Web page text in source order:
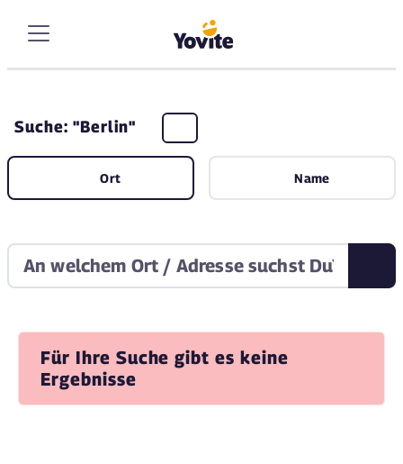
Suche: "Berlin"
Ort Name
Für Ihre Suche gibt es keine
Ergebnisse